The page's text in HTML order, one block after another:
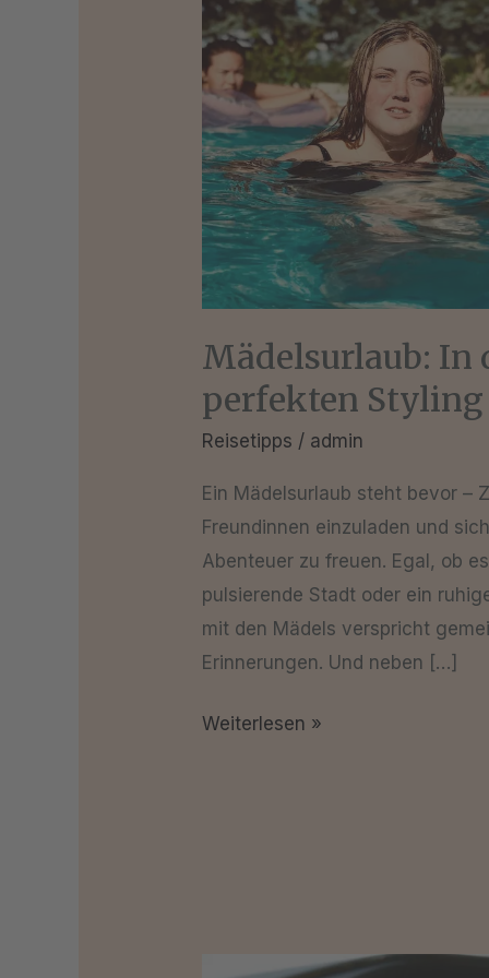
Mädelsurlaub: In
perfekten Styling
Reisetipps / admin
Ein Mädelsurlaub steht bevor –
Freundinnen einzuladen und
Abenteuer zu freuen. Egal, ob
pulsierende Stadt oder ein
mit den Mädels verspricht
Erinnerungen. Und neben […]
perfekten
Styling
Weiterlesen »